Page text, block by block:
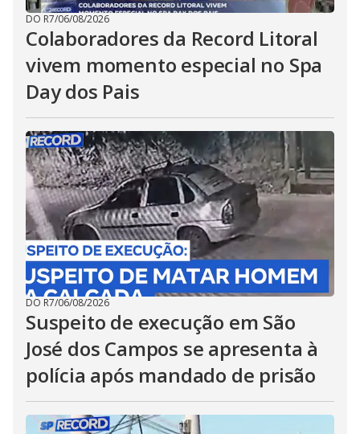
DO R7/06/08/2026
Colaboradores da Record Litoral
vivem momento especial no Spa
Day dos Pais
DO R7/06/08/2026
Suspeito de execução em São
José dos Campos se apresenta à
polícia após mandado de prisão